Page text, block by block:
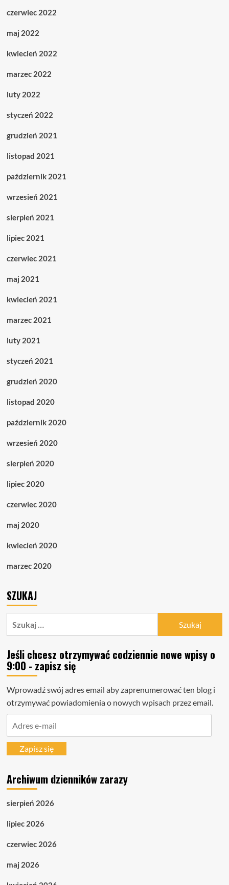
czerwiec 2022
maj 2022
kwiecień 2022
marzec 2022
luty 2022
styczeń 2022
grudzień 2021
listopad 2021
październik 2021
wrzesień 2021
sierpień 2021
lipiec 2021
czerwiec 2021
maj 2021
kwiecień 2021
marzec 2021
luty 2021
styczeń 2021
grudzień 2020
listopad 2020
październik 2020
wrzesień 2020
sierpień 2020
lipiec 2020
czerwiec 2020
maj 2020
kwiecień 2020
marzec 2020
SZUKAJ
Jeśli chcesz otrzymywać codziennie nowe wpisy o
9:00 - zapisz się
Wprowadź swój adres email aby zaprenumerować ten blog i
otrzymywać powiadomienia o nowych wpisach przez email.
mailZapisz się
Archiwum dzienników zarazy
sierpień 2026
lipiec 2026
czerwiec 2026
maj 2026